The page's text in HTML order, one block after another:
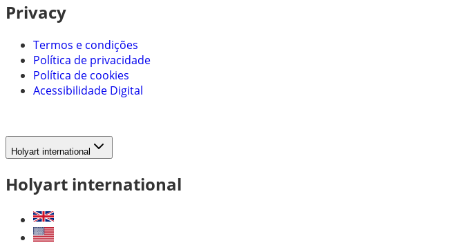
Privacy
Termos e condições
Política de privacidade
Política de cookies
Acessibilidade Digital
Holyart international
Holyart international